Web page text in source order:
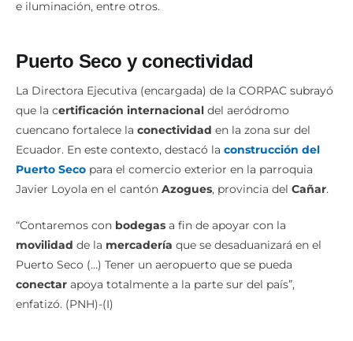
pavimentos y optimización de sistemas de
Puerto Seco y conectividad
La Directora Ejecutiva (encargada) de la CORPAC subrayó
que la certificación internacionaldel aeródromo
cuencano fortalece laconectividaden la zona sur del
Ecuador. En este contexto, destacó laconstrucción del
Puerto Secopara el comercio exterior en la parroquia
“Contaremos conbodegasa fin de apoyar con la
movilidadde lamercaderíaque se desaduanizará en el
Puerto Seco (…) Tener un aeropuerto que se pueda
conectarapoya totalmente a la parte sur del país”,